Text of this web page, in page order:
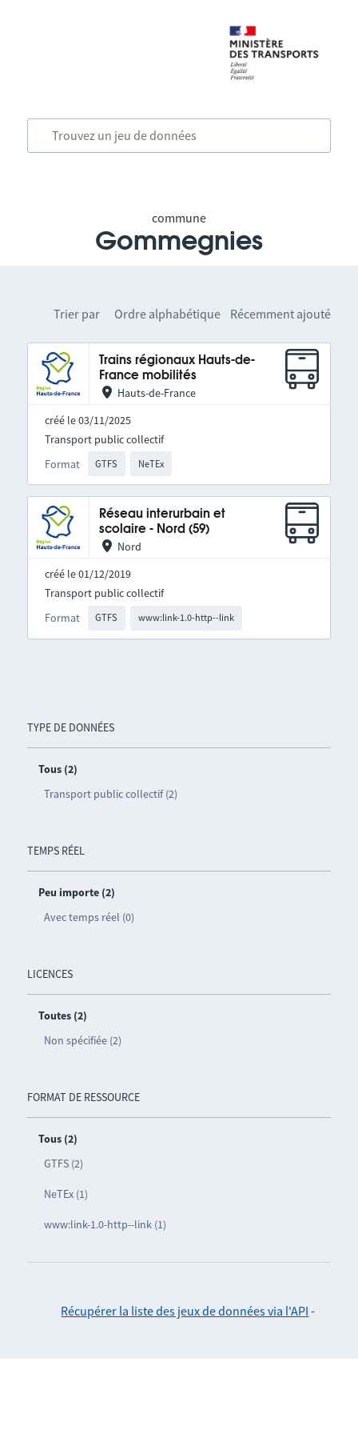
commune
Gommegnies
TYPE DE DONNÉES
Tous (2)
Transport public collectif (2)
TEMPS RÉEL
Peu importe (2)
Avec temps réel (0)
LICENCES
Toutes (2)
Non spécifiée (2)
FORMAT DE RESSOURCE
Tous (2)
GTFS (2)
NeTEx (1)
www:link-1.0-http--link (1)
Trier par Ordre alphabétique Récemment ajouté
Trains régionaux Hauts-de-
France mobilités
Hauts-de-France
créé le 03/11/2025
Format GTFS NeTEx
Transport public collectif
Réseau interurbain et
scolaire - Nord (59)
Nord
créé le 01/12/2019
Format GTFS www:link-1.0-http--link
Transport public collectif
Récupérer la liste des jeux de données via l'API -